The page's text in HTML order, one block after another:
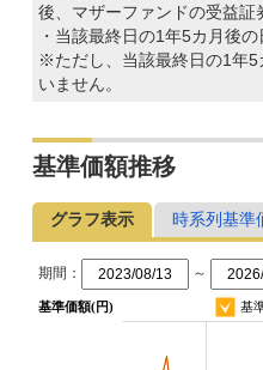
後、マザーファンドの受益
・当該最終日の1年5カ月後
※ただし、当該最終日の1年5
いません。
基準価額推移
グラフ表示 時系列基準
期間： ～
基準価額(円) 基